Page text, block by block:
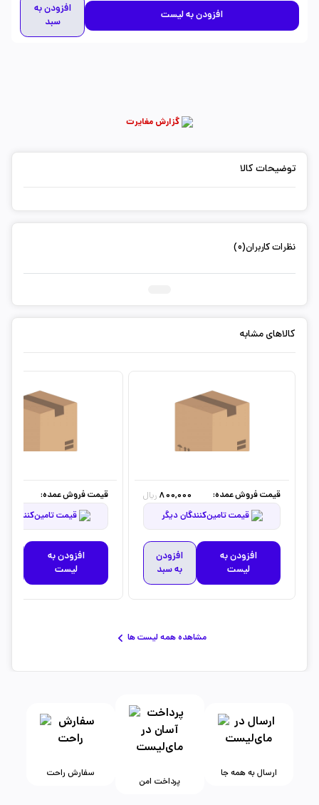
افزودن به لیست
افزودن به
سبد
گزارش مغایرت
توضیحات کالا
نظرات کاربران(0)
کالاهای مشابه
قیمت فروش عمده: 800,000 ریال
قیمت تامین‌کنندگان دیگر
افزودن به
لیست
افزودن
به سبد
قیمت فروش عمده:
قیمت تامین‌کنندگان دیگر
افزودن به
لیست
مشاهده همه لیست ها
سفارش راحت
پرداخت امن
ارسال به همه جا